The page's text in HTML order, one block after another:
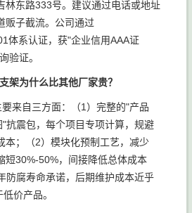
林东路333号。建议通过电话或地址
贩子截流。公司通过
体系认证，获"企业信用AAA证
验证。
架为什么比其他厂家贵？
来自三方面：（1）完整的"产品
抗震包，每个项目专项计算，规避
本；（2）模块化预制工艺，减少
短30%-50%，间接降低总体成本
防腐寿命承诺，后期维护成本近乎
价产品。